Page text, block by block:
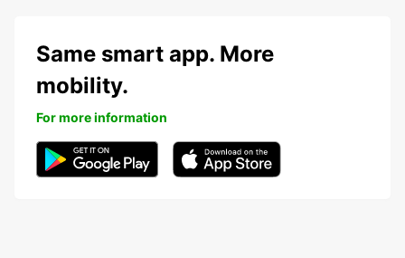
Same smart app. More
mobility.
For more information